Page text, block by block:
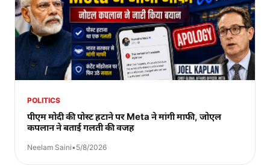
POLITICS
पीएम मोदी की पोस्ट हटाने पर Meta ने मांगी माफी, जोएल
कपलान ने बताई गलती की वजह
Neelam Saini•5/8/2026